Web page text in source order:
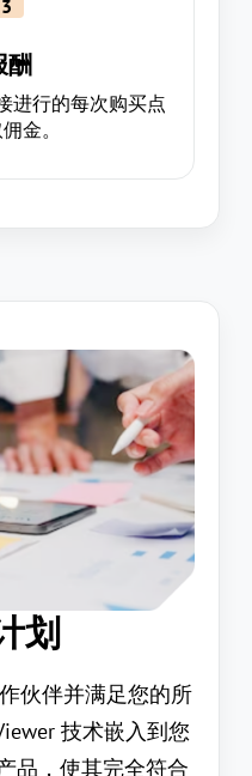
酬
进行的每次购买点
金。
划
伙伴并满足您的所
技术嵌入到您
品，使其完全符合